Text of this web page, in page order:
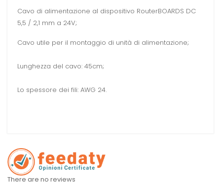
Cavo di alimentazione al dispositivo RouterBOARDS DC
5,5 / 2,1 mm a 24V;
Cavo utile per il montaggio di unità di alimentazione;
Lunghezza del cavo: 45cm;
Lo spessore dei fili: AWG 24.
There are no reviews